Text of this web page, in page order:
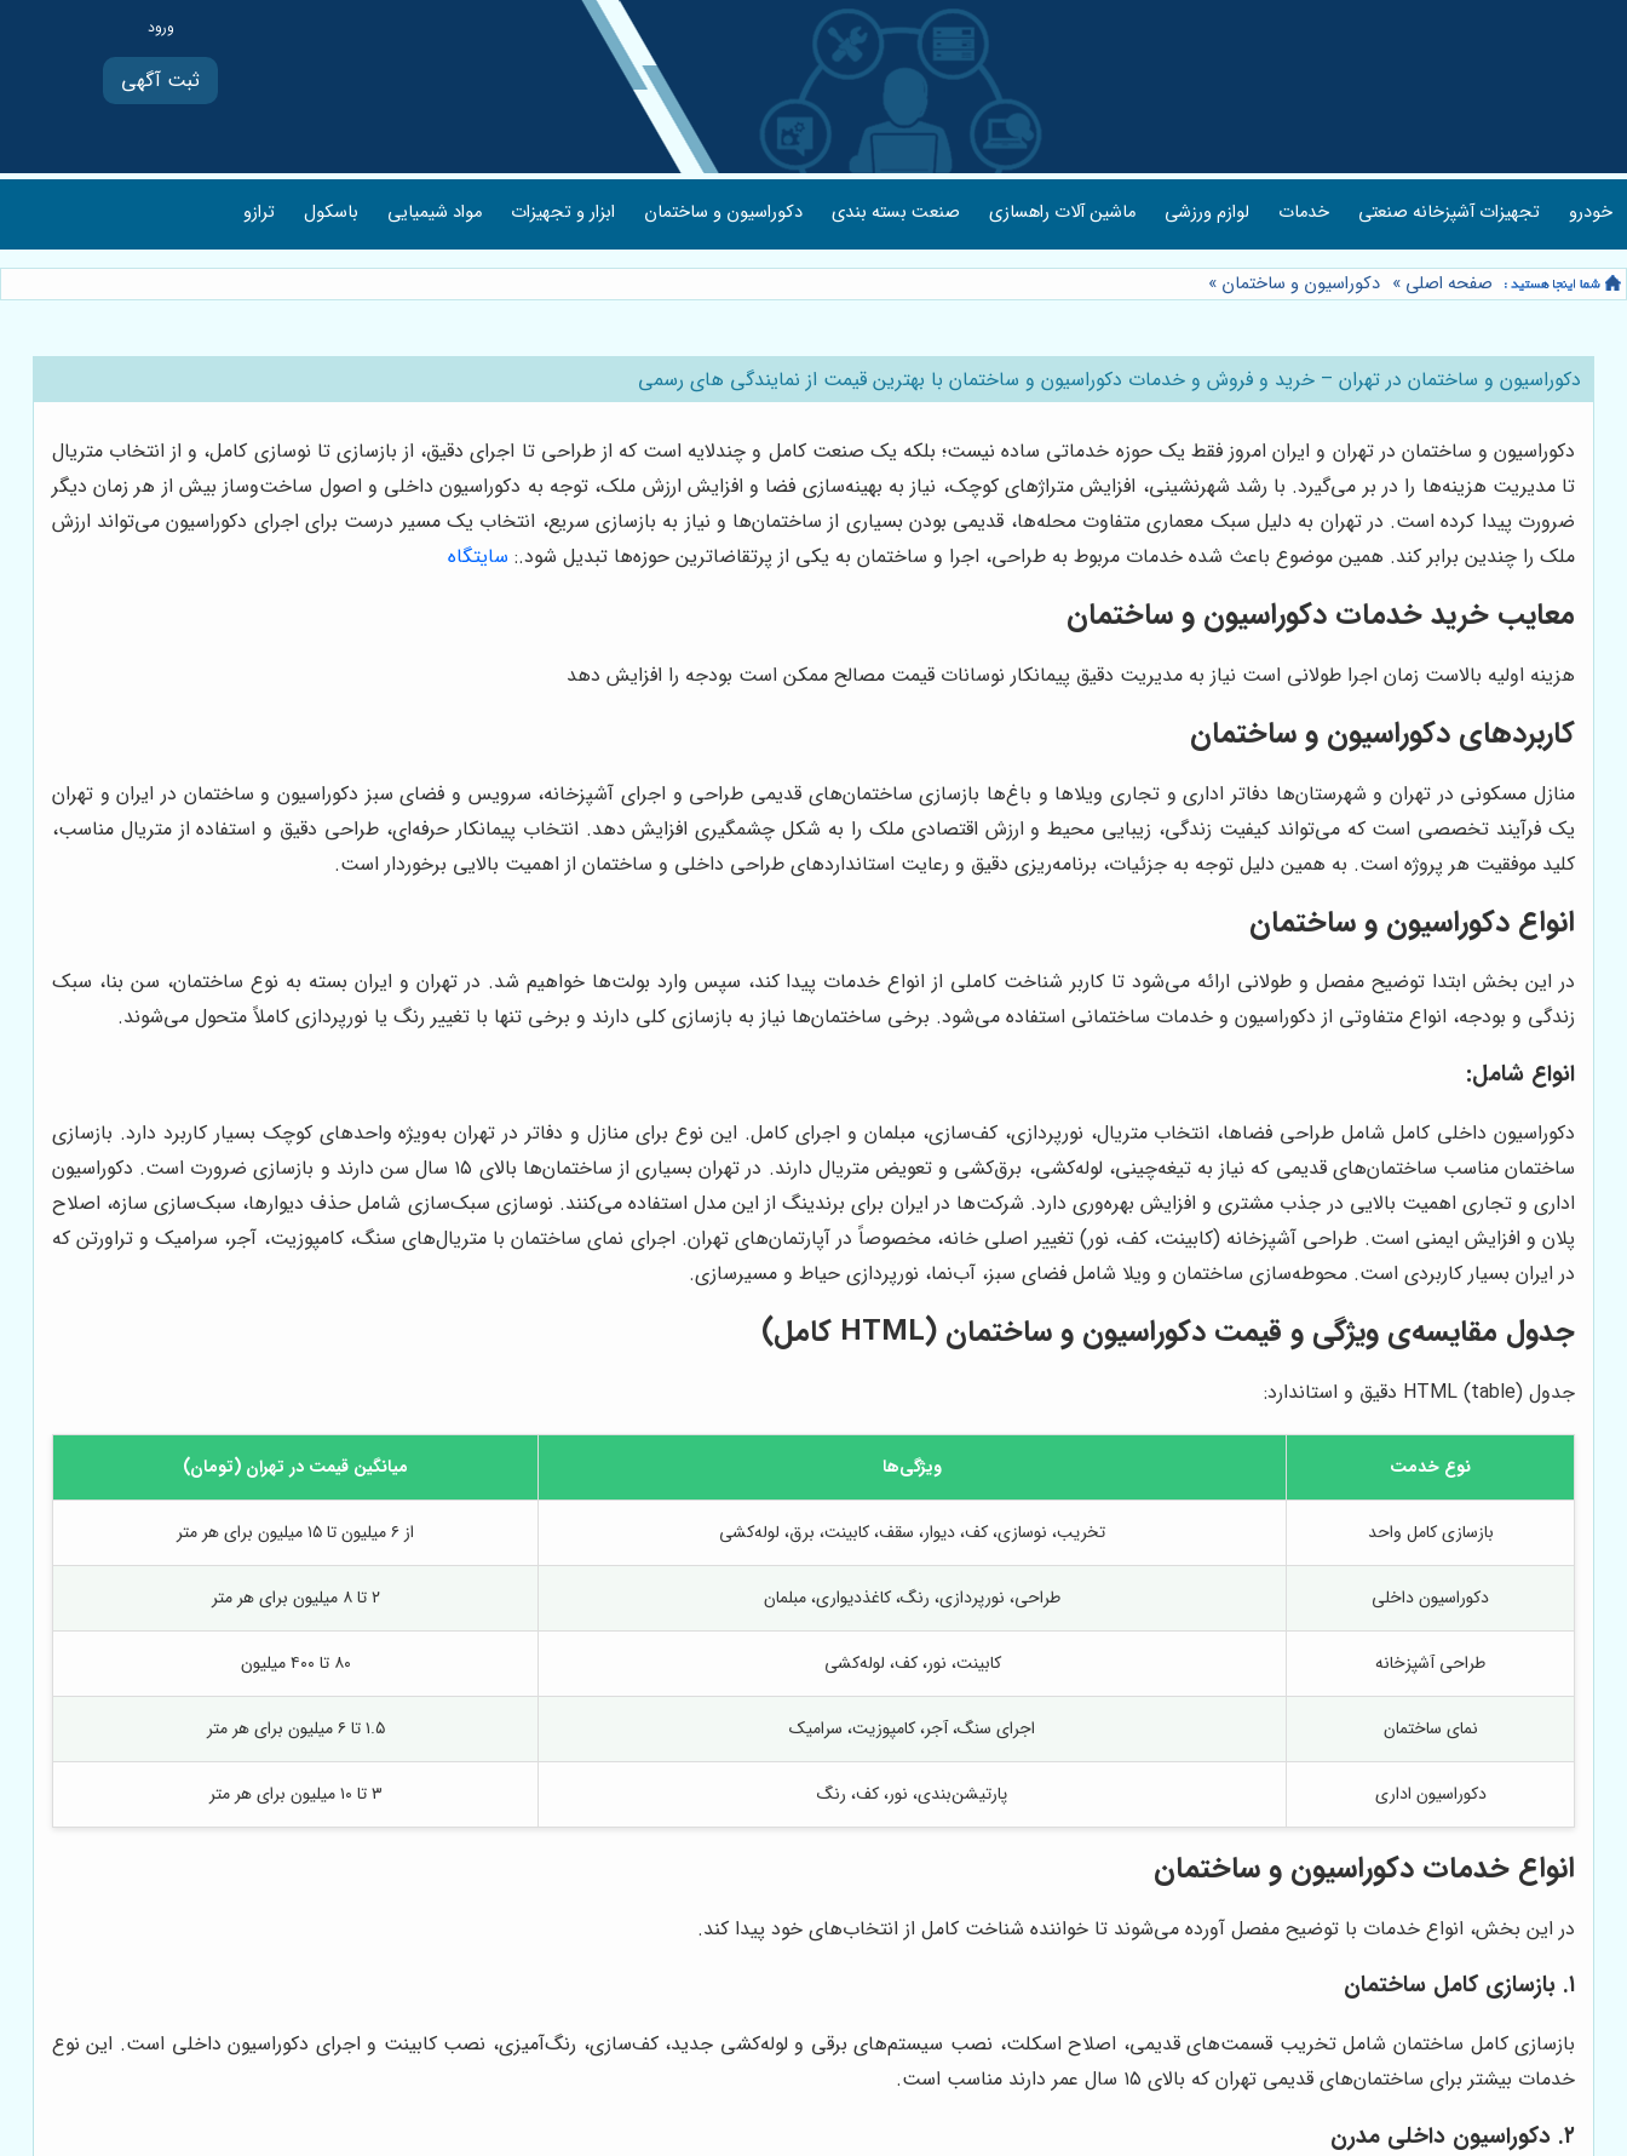
ثبت آگهی
خودرو تجهیزات آشپزخانه صنعتی خدمات لوازم ورزشی ماشین آلات راهسازی صنعت بسته بندی دکوراسیون و ساختمان ابزار و تجهیزات مواد شیمیایی باسکول ترازو
صفحه اصلی » دکوراسیون و ساختمان »
دکوراسیون و ساختمان در تهران – خرید و فروش و خدمات دکوراسیون و ساختمان با بهترین قیمت از نمایندگی های رسمی
دکوراسیون و ساختمان در تهران و ایران امروز فقط یک حوزه خدماتی ساده نیست؛ بلکه یک صنعت کامل و چندلایه است که از طراحی تا اجرای دقیق، از بازسازی تا نوسازی کامل، و از انتخاب متریال
تا مدیریت هزینه‌ها را در بر می‌گیرد. با رشد شهرنشینی، افزایش متراژهای کوچک، نیاز به بهینه‌سازی فضا و افزایش ارزش ملک، توجه به دکوراسیون داخلی و اصول ساخت‌وساز بیش از هر زمان دیگر
ضرورت پیدا کرده است. در تهران به دلیل سبک معماری متفاوت محله‌ها، قدیمی بودن بسیاری از ساختمان‌ها و نیاز به بازسازی سریع، انتخاب یک مسیر درست برای اجرای دکوراسیون می‌تواند ارزش
ملک را چندین برابر کند. همین موضوع باعث شده خدمات مربوط به طراحی، اجرا و ساختمان به یکی از پرتقاضاترین حوزه‌ها تبدیل شود.: سایتگاه
معایب خرید خدمات دکوراسیون و ساختمان
هزینه اولیه بالاست زمان اجرا طولانی است نیاز به مدیریت دقیق پیمانکار نوسانات قیمت مصالح ممکن است بودجه را افزایش دهد
کاربردهای دکوراسیون و ساختمان
منازل مسکونی در تهران و شهرستان‌ها دفاتر اداری و تجاری ویلاها و باغ‌ها بازسازی ساختمان‌های قدیمی طراحی و اجرای آشپزخانه، سرویس و فضای سبز دکوراسیون و ساختمان در ایران و تهران
یک فرآیند تخصصی است که می‌تواند کیفیت زندگی، زیبایی محیط و ارزش اقتصادی ملک را به شکل چشمگیری افزایش دهد. انتخاب پیمانکار حرفه‌ای، طراحی دقیق و استفاده از متریال مناسب،
کلید موفقیت هر پروژه است. به همین دلیل توجه به جزئیات، برنامه‌ریزی دقیق و رعایت استانداردهای طراحی داخلی و ساختمان از اهمیت بالایی برخوردار است.
انواع دکوراسیون و ساختمان
در این بخش ابتدا توضیح مفصل و طولانی ارائه می‌شود تا کاربر شناخت کاملی از انواع خدمات پیدا کند، سپس وارد بولت‌ها خواهیم شد. در تهران و ایران بسته به نوع ساختمان، سن بنا، سبک
زندگی و بودجه، انواع متفاوتی از دکوراسیون و خدمات ساختمانی استفاده می‌شود. برخی ساختمان‌ها نیاز به بازسازی کلی دارند و برخی تنها با تغییر رنگ یا نورپردازی کاملاً متحول می‌شوند.
انواع شامل:
دکوراسیون داخلی کامل شامل طراحی فضاها، انتخاب متریال، نورپردازی، کف‌سازی، مبلمان و اجرای کامل. این نوع برای منازل و دفاتر در تهران به‌ویژه واحدهای کوچک بسیار کاربرد دارد. بازسازی
ساختمان مناسب ساختمان‌های قدیمی که نیاز به تیغه‌چینی، لوله‌کشی، برق‌کشی و تعویض متریال دارند. در تهران بسیاری از ساختمان‌ها بالای ۱۵ سال سن دارند و بازسازی ضرورت است. دکوراسیون
اداری و تجاری اهمیت بالایی در جذب مشتری و افزایش بهره‌وری دارد. شرکت‌ها در ایران برای برندینگ از این مدل استفاده می‌کنند. نوسازی سبک‌سازی شامل حذف دیوارها، سبک‌سازی سازه، اصلاح
پلان و افزایش ایمنی است. طراحی آشپزخانه (کابینت، کف، نور) تغییر اصلی خانه، مخصوصاً در آپارتمان‌های تهران. اجرای نمای ساختمان با متریال‌های سنگ، کامپوزیت، آجر، سرامیک و تراورتن که
در ایران بسیار کاربردی است. محوطه‌سازی ساختمان و ویلا شامل فضای سبز، آب‌نما، نورپردازی حیاط و مسیرسازی.
جدول مقایسه‌ی ویژگی و قیمت دکوراسیون و ساختمان (HTML کامل)
جدول HTML (table) دقیق و استاندارد:
نوع خدمت ویژگی‌ها میانگین قیمت در تهران (تومان)
بازسازی کامل واحد تخریب، نوسازی، کف، دیوار، سقف، کابینت، برق، لوله‌کشی از ۶ میلیون تا ۱۵ میلیون برای هر متر
دکوراسیون داخلی طراحی، نورپردازی، رنگ، کاغذدیواری، مبلمان ۲ تا ۸ میلیون برای هر متر
طراحی آشپزخانه کابینت، نور، کف، لوله‌کشی ۸۰ تا ۴۰۰ میلیون
نمای ساختمان اجرای سنگ، آجر، کامپوزیت، سرامیک ۱.۵ تا ۶ میلیون برای هر متر
دکوراسیون اداری پارتیشن‌بندی، نور، کف، رنگ ۳ تا ۱۰ میلیون برای هر متر
انواع خدمات دکوراسیون و ساختمان
در این بخش، انواع خدمات با توضیح مفصل آورده می‌شوند تا خواننده شناخت کامل از انتخاب‌های خود پیدا کند.
۱. بازسازی کامل ساختمان
بازسازی کامل ساختمان شامل تخریب قسمت‌های قدیمی، اصلاح اسکلت، نصب سیستم‌های برقی و لوله‌کشی جدید، کف‌سازی، رنگ‌آمیزی، نصب کابینت و اجرای دکوراسیون داخلی است. این نوع
خدمات بیشتر برای ساختمان‌های قدیمی تهران که بالای ۱۵ سال عمر دارند مناسب است.
۲. دکوراسیون داخلی مدرن